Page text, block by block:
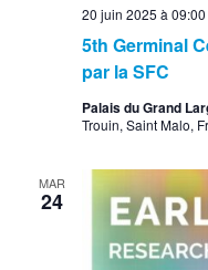
5th Germinal
par la SFC
20 juin 2025 à 09:00
Palais du Grand
Trouin, Saint Malo,
MAR
24